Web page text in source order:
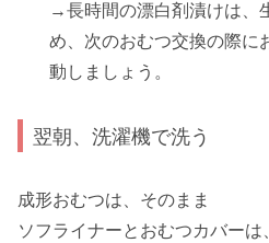
→長時間の漂白剤漬けは、
め、次のおむつ交換の際に
動しましょう。
翌朝、洗濯機で洗う
成形おむつは、そのまま
ソフライナーとおむつカバー